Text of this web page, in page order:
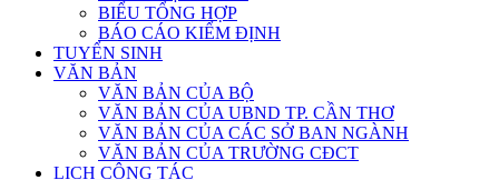
BIỂU TỔNG HỢP
BÁO CÁO KIỂM ĐỊNH
TUYỂN SINH
VĂN BẢN
VĂN BẢN CỦA BỘ
VĂN BẢN CỦA UBND TP. CẦN THƠ
VĂN BẢN CỦA CÁC SỞ BAN NGÀNH
VĂN BẢN CỦA TRƯỜNG CĐCT
LỊCH CÔNG TÁC